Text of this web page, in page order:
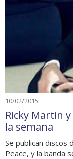
10/02/2015
Ricky Martin
la semana
Se publican discos
Peace, y la banda